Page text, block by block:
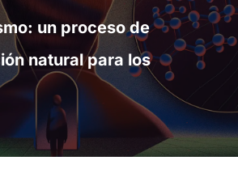
un proceso de
natural para los